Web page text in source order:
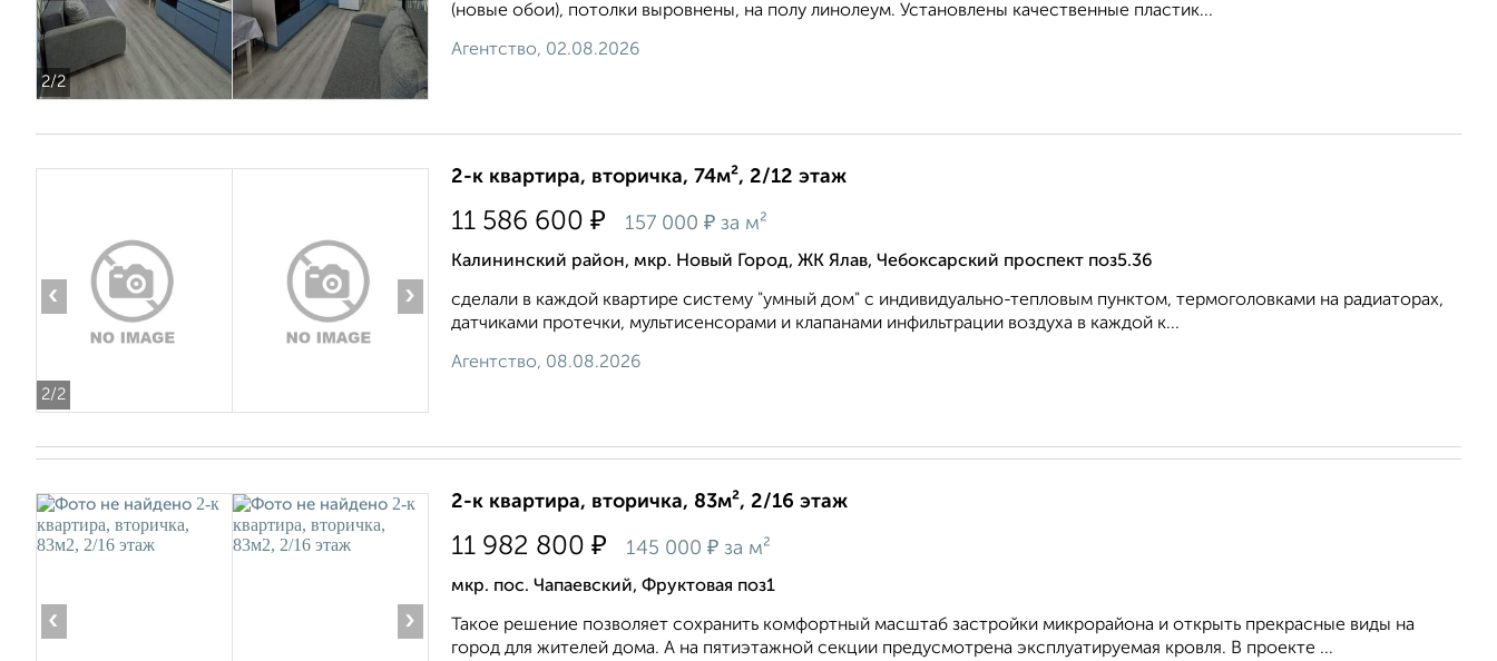
2/2
(новые обои), потолки выровнены, на полу линолеум. Установлены качественные пластик...
Агентство, 02.08.2026
2/2
‹ ›
2-к квартира, вторичка, 74м², 2/12 этаж
11 586 600 ₽ 157 000 ₽ за м²
Калининский район, мкр. Новый Город, ЖК Ялав, Чебоксарский проспект поз5.36
сделали в каждой квартире систему "умный дом" с индивидуально-тепловым пунктом, термоголовками на радиаторах,
датчиками протечки, мультисенсорами и клапанами инфильтрации воздуха в каждой к...
Агентство, 08.08.2026
‹ ›
2-к квартира, вторичка, 83м², 2/16 этаж
11 982 800 ₽ 145 000 ₽ за м²
мкр. пос. Чапаевский, Фруктовая поз1
Такое решение позволяет сохранить комфортный масштаб застройки микрорайона и открыть прекрасные виды на
город для жителей дома. А на пятиэтажной секции предусмотрена эксплуатируемая кровля. В проекте ...